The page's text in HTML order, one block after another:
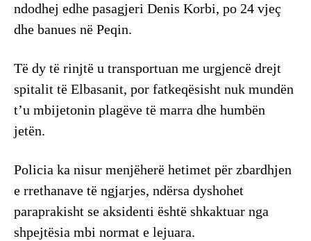
ndodhej edhe pasagjeri Denis Korbi, po 24 vjeç
dhe banues në Peqin.
Të dy të rinjtë u transportuan me urgjencë drejt
spitalit të Elbasanit, por fatkeqësisht nuk mundën
t’u mbijetonin plagëve të marra dhe humbën
jetën.
Policia ka nisur menjëherë hetimet për zbardhjen
e rrethanave të ngjarjes, ndërsa dyshohet
paraprakisht se aksidenti është shkaktuar nga
shpejtësia mbi normat e lejuara.